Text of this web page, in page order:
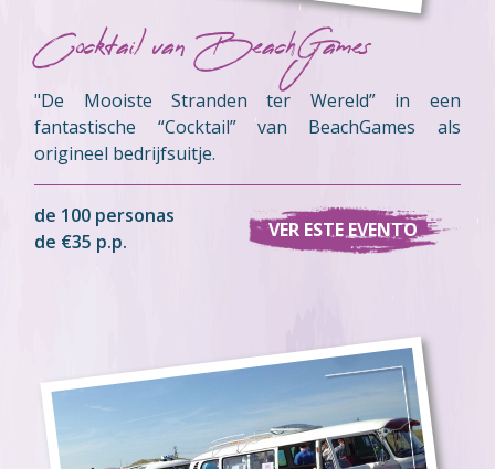
Cocktail van BeachGames
"De Mooiste Stranden ter Wereld” in een
fantastische “Cocktail” van BeachGames als
origineel bedrijfsuitje.
de 100 personas
de €35 p.p.
VER ESTE EVENTO